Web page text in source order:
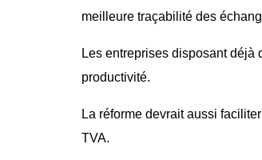
meilleure traçabilité des
Les entreprises disposant déjà
productivité.
La réforme devrait aussi
TVA.